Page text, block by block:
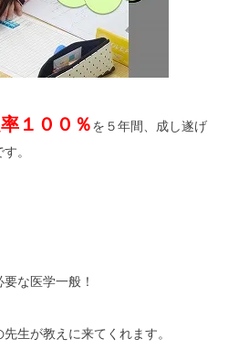
１００％を５年間、成し遂げ
。
な医学一般！
先生が教えに来てくれます。